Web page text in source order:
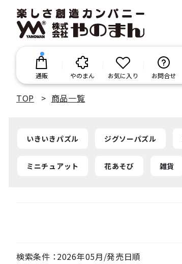
通販 やのまん お気に入り お問合せ
TOP 商品一覧
いきいきパズル ジグソーパズル
ミニチュアット 花あそび 雑貨
2026年05月/発売日順